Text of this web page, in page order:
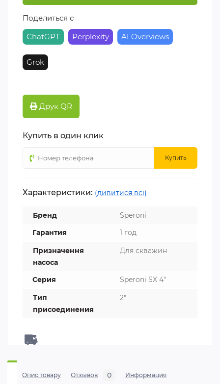
Поделиться с
ChatGPT
Perplexity AI Overviews
Grok
Друк QR
Купить в один клик
Купить
Характеристики: (дивитися всі)
Бренд
Speroni
Гарантия
1 год
Призначення
насоса
Для скважин
Серия Speroni SX 4"
Тип
присоединения
2"
Опис товару Отзывов 0 Информация